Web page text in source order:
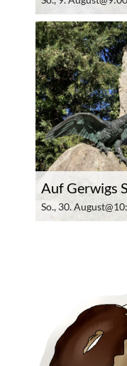
Auf Gerwigs
So., 30.